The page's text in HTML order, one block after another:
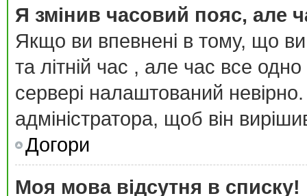
Я змінив часовий пояс, але
Якщо ви впевнені в тому, що
та літній час , але час все
сервері налаштований
адміністратора, щоб він
Догори
Моя мова відсутня в списку!